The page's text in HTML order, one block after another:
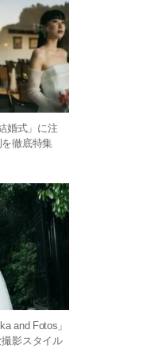
婚式」に注
徹底特集
and Fotos」
影スタイル